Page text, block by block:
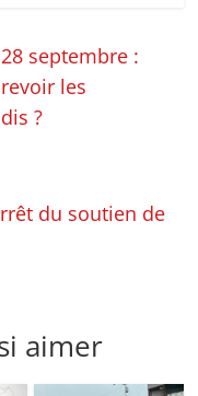
septembre :
les
?
du soutien de
aimer